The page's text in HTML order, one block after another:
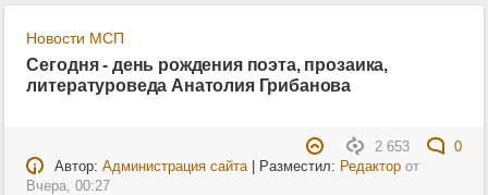
Новости МСП
Сегодня - день рождения поэта, прозаика,
литературоведа Анатолия Грибанова
2 653
0
Автор: Администрация сайта| Разместил: Редакторот
Вчера, 00:27